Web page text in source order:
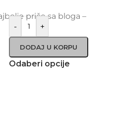
- +
DODAJ U KORPU
Odaberi opcije
priče sa bloga –